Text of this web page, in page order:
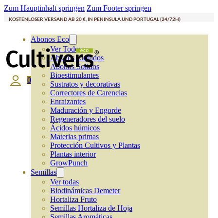
Zum Hauptinhalt springen Zum Footer springen
KOSTENLOSER VERSAND AB 20 €, IN PENINSULA UND PORTUGAL (24/72H)
Abonos Eco
Ver Todos
Abonos Líquidos
Abonos Solidos
Bioestimulantes
Sustratos y decorativas
Correctores de Carencias
Enraizantes
Maduración y Engorde
Regeneradores del suelo
Ácidos húmicos
Materias primas
Protección Cultivos y Plantas
Plantas interior
GrowPunch
Semillas
Ver todas
Biodinámicas Demeter
Hortaliza Fruto
Semillas Hortaliza de Hoja
0